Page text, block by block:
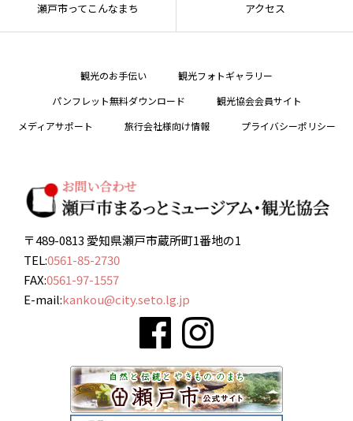
瀬戸市ってこんなまち アクセス
観光のお手伝い
観光フォトギャラリー
パンフレット無料ダウンロード
観光協会会員サイト
メディアサポート
旅行会社様向け情報 プライバシーポリシー
〒489-0813 愛知県瀬戸市蔵所町1番地の1
TEL:0561-85-2730
FAX:0561-97-1557
E-mail:kankou@city.seto.lg.jp